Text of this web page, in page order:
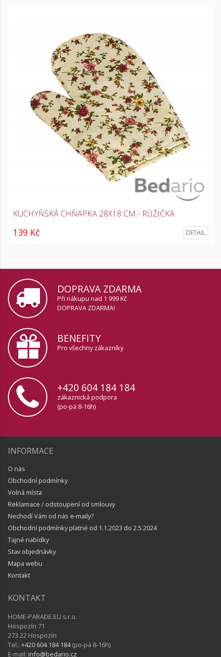
KUCHYŇSKÁ CHŇAPKA 28X18 CM - RŮŽIČKA
139 Kč DETAIL
DOPRAVA ZDARMA
Při nákupu nad 1 999 Kč
DOPRAVA ZDARMA!
BENEFITY
Pro všechny zákazníky
+420 604 184 184
zákaznická podpora
(po-pá 8-16h)
INFORMACE
O nás
Obchodní podmínky
Volná místa
Reklamace / odstoupení od smlouvy
Nechodí Vám od nás e-maily?
Obchodní podmínky platné od 1.1.2023 do 2.5.2024
Tajné nabídky
Stav objednávky
Mapa webu
Kontakt
KONTAKT
HOME-PARADE.EU s.r.o.
Hospozín 71
273 22 Hospozín
Tel.: +420 604 184 184(po-pá 8-16h)
E-mail: info@bedario.cz